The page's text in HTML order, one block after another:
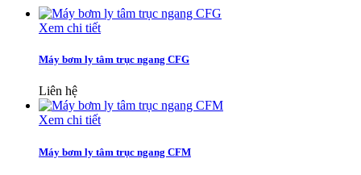
Xem chi tiết
Máy bơm ly tâm trục ngang CFG
Liên hệ
Xem chi tiết
Máy bơm ly tâm trục ngang CFM